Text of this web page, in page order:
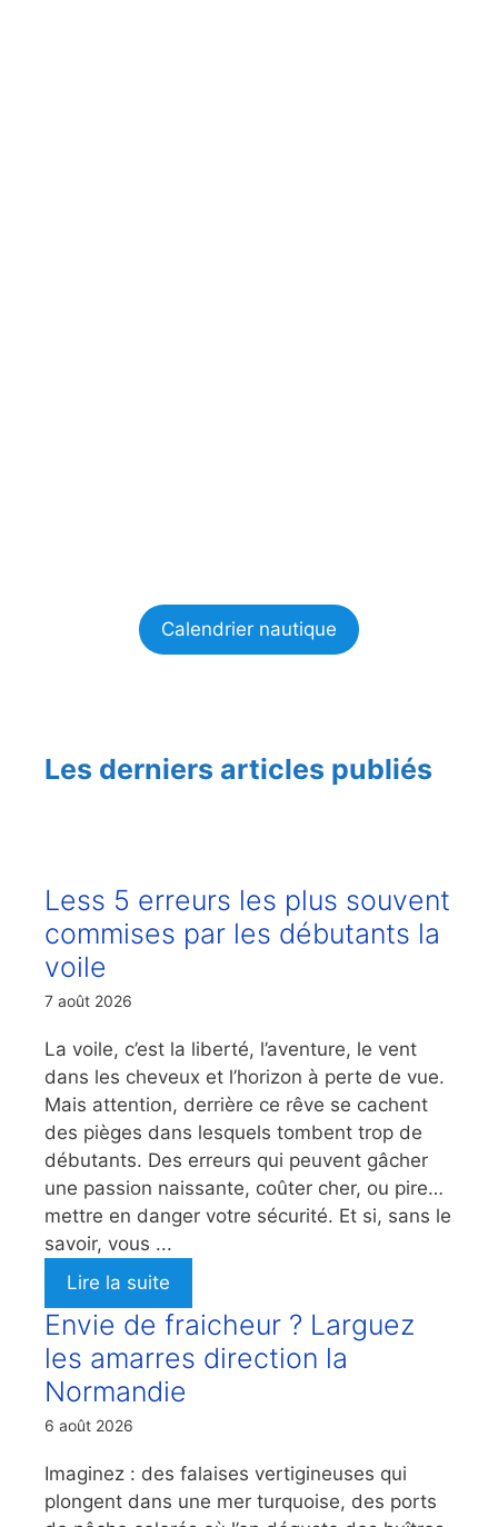
Calendrier nautique
Les derniers articles publiés
Less 5 erreurs les plus souvent
commises par les débutants la
voile
7 août 2026
La voile, c’est la liberté, l’aventure, le vent
dans les cheveux et l’horizon à perte de vue.
Mais attention, derrière ce rêve se cachent
des pièges dans lesquels tombent trop de
débutants. Des erreurs qui peuvent gâcher
une passion naissante, coûter cher, ou pire…
mettre en danger votre sécurité. Et si, sans le
savoir, vous ...
Lire la suite
Envie de fraicheur ? Larguez
les amarres direction la
Normandie
6 août 2026
Imaginez : des falaises vertigineuses qui
plongent dans une mer turquoise, des ports